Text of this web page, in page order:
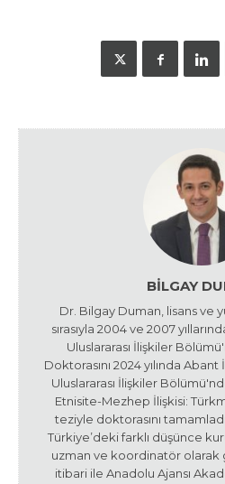
BILGAY
Dr. Bilgay Duman, lisans ve
sırasıyla 2004 ve 2007
Uluslararası İlişkiler
Doktorasını 2024 yılında
Uluslararası İlişkiler
Etnisite-Mezhep İlişkisi:
teziyle doktorasını
Türkiye’deki farklı düşünce
uzman ve koordinatör olarak
itibari ile Anadolu Ajansı